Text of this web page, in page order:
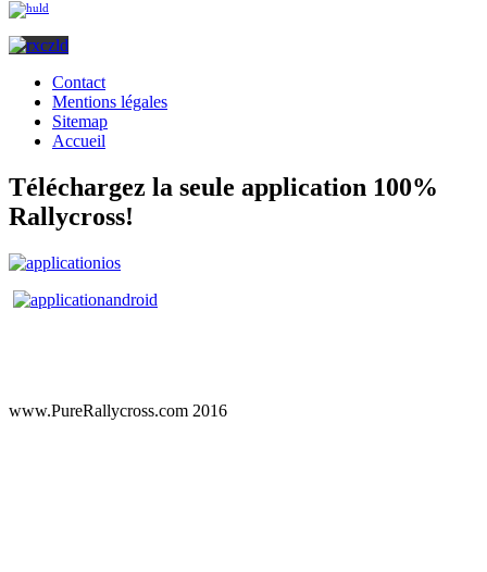
Contact
Mentions légales
Sitemap
Accueil
Téléchargez la seule application 100%
Rallycross!
www.PureRallycross.com 2016